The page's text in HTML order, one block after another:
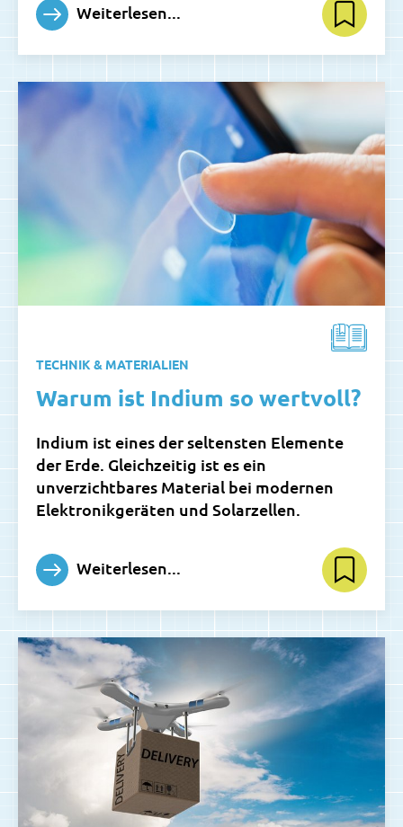
Weiterlesen...
TECHNIK & MATERIALIEN
Warum ist Indium so wertvoll?
Indium ist eines der seltensten Elemente
der Erde. Gleichzeitig ist es ein
unverzichtbares Material bei modernen
Elektronikgeräten und Solarzellen.
Weiterlesen...